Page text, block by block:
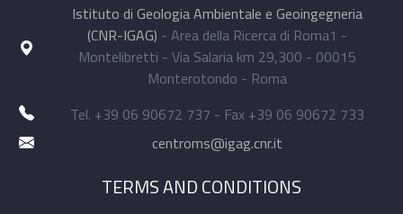
Istituto di Geologia Ambientale e Geoingegneria
(CNR-IGAG) - Area della Ricerca di Roma1 -
Montelibretti - Via Salaria km 29,300 - 00015
Monterotondo - Roma
Tel. +39 06 90672 737 - Fax +39 06 90672 733
centroms@igag.cnr.it
TERMS AND CONDITIONS